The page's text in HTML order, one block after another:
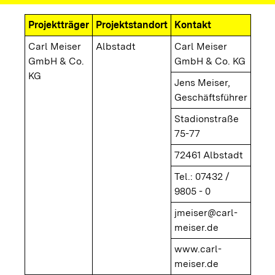
Projektträger Projektstandort
Kontakt
Carl Meiser
GmbH & Co.
KG
Albstadt
Carl Meiser
GmbH & Co. KG
Jens Meiser,
Geschäftsführer
Stadionstraße
75-77
72461 Albstadt
Tel.: 07432 /
9805 - 0
jmeiser@carl-
meiser.de
www.carl-
meiser.de